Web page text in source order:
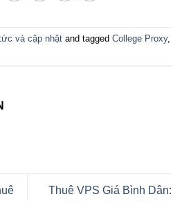
và cập nhật and tagged College Proxy,
Thuê VPS Giá Bình Dân: